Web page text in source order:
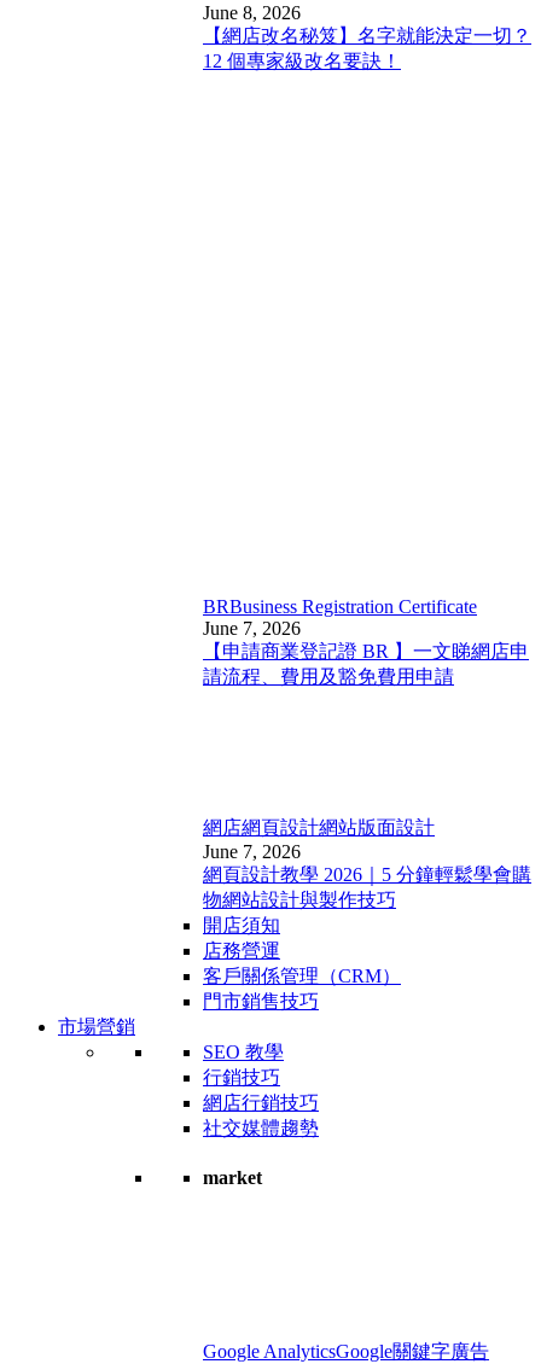
June 8, 2026
【網店改名秘笈】名字就能決定一切？
12 個專家級改名要訣！
BRBusiness Registration Certificate
June 7, 2026
【申請商業登記證 BR 】一文睇網店申
請流程、費用及豁免費用申請
網店網頁設計網站版面設計
June 7, 2026
網頁設計教學 2026｜5 分鐘輕鬆學會購
物網站設計與製作技巧
開店須知
店務營運
客戶關係管理（CRM）
門市銷售技巧
市場營銷
SEO 教學
行銷技巧
網店行銷技巧
社交媒體趨勢
market
Google AnalyticsGoogle關鍵字廣告